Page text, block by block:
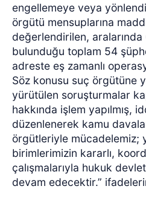
engellemeye veya
örgütü mensuplarına
değerlendirilen, aralarında
bulunduğu toplam 54
adreste eş zamanlı
Söz konusu suç örgütüne
yürütülen soruşturmalar
hakkında işlem yapılmış,
düzenlenerek kamu
örgütleriyle mücadelemiz;
birimlerimizin kararlı,
çalışmalarıyla hukuk
devam edecektir.”